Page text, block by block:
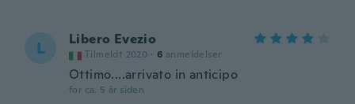
L Libero Evezio
Tilmeldt 2020 · 6 anmeldelser
Ottimo....arrivato in anticipo
for ca. 5 år siden